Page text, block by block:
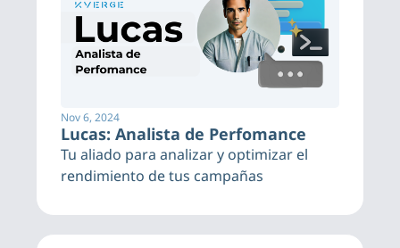
Nov 6, 2024
Lucas: Analista de Perfomance
Tu aliado para analizar y optimizar el
rendimiento de tus campañas